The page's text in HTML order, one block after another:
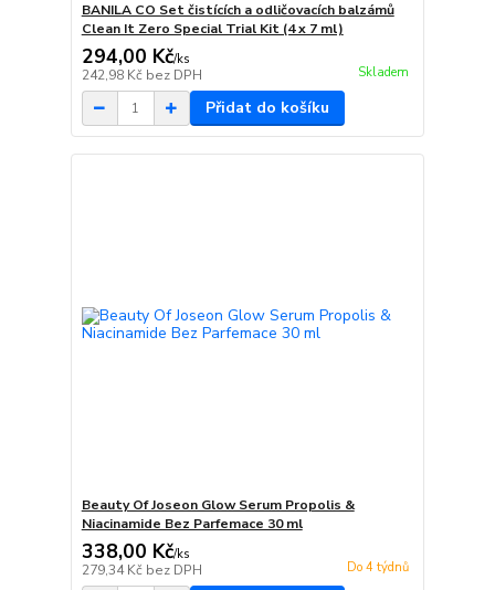
BANILA CO Set čistících a odličovacích balzámů
Clean It Zero Special Trial Kit (4 x 7 ml)
294,00 Kč/ks
242,98 Kč bez DPH Skladem
Přidat do košíku
Beauty Of Joseon Glow Serum Propolis &
Niacinamide Bez Parfemace 30 ml
338,00 Kč/ks
279,34 Kč bez DPH Do 4 týdnů